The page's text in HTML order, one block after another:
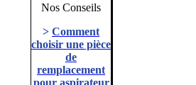
Nos Conseils
> Comment
choisir une pièce
de
remplacement
pour aspirateur